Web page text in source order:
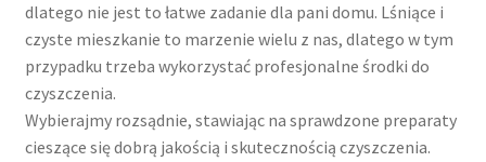
dlatego nie jest to łatwe zadanie dla pani domu. Lśniące i
czyste mieszkanie to marzenie wielu z nas, dlatego w tym
przypadku trzeba wykorzystać profesjonalne środki do
czyszczenia.
Wybierajmy rozsądnie, stawiając na sprawdzone preparaty
cieszące się dobrą jakością i skutecznością czyszczenia.